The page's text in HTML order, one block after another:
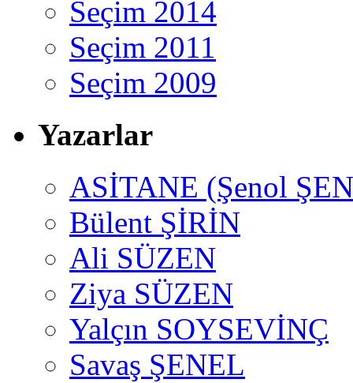
Seçim 2014
Seçim 2011
Seçim 2009
Yazarlar
ASİTANE (Şenol
Bülent ŞİRİN
Ali SÜZEN
Ziya SÜZEN
Yalçın SOYSEVİNÇ
Savaş ŞENEL